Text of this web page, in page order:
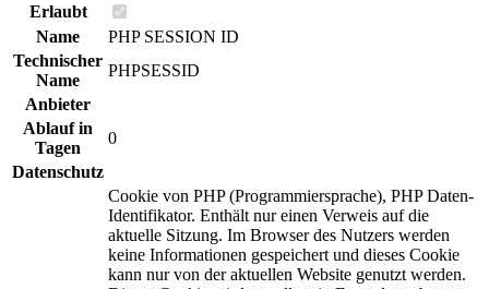
Erlaubt
Name
PHP SESSION ID
Technischer
Name
PHPSESSID
Anbieter
Ablauf in
Tagen
0
Datenschutz
Cookie von PHP (Programmiersprache), PHP Daten-
Identifikator. Enthält nur einen Verweis auf die
aktuelle Sitzung. Im Browser des Nutzers werden
keine Informationen gespeichert und dieses Cookie
kann nur von der aktuellen Website genutzt werden.